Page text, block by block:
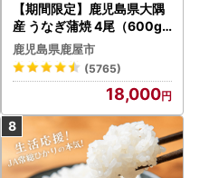
【期間限定】鹿児島県大隅
産 うなぎ蒲焼 4尾（600g
） KN007-004-04-cp18
うなぎ 鰻 魚 惣菜 総菜
鹿児島県鹿屋市
(5765)
18,000